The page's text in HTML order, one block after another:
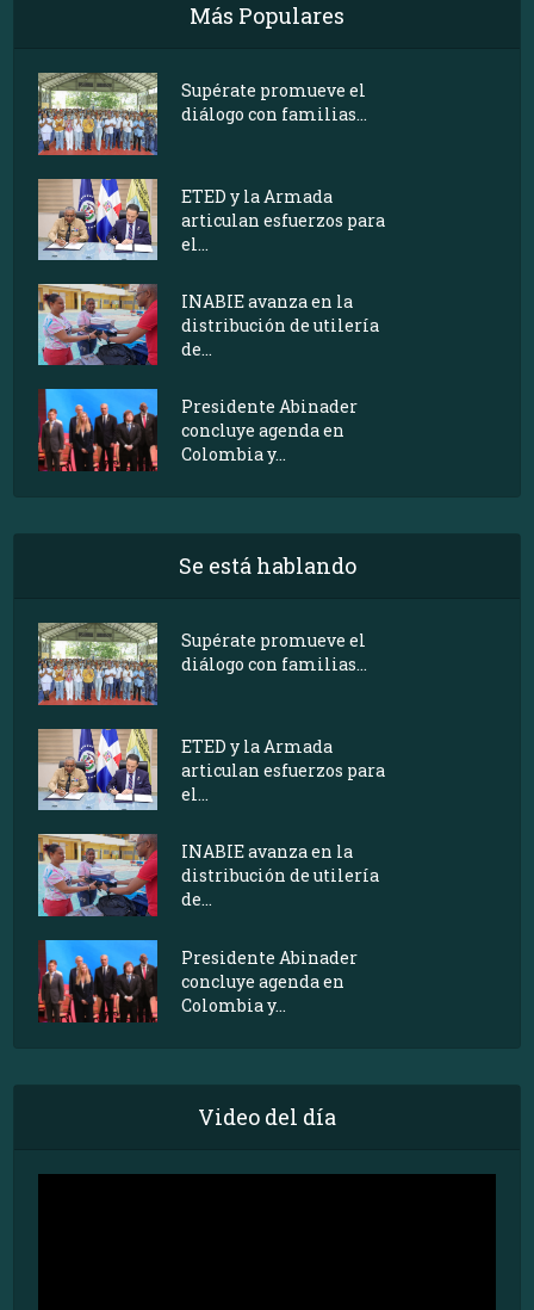
Más Populares
Supérate promueve el
diálogo con familias...
ETED y la Armada
articulan esfuerzos para
el...
INABIE avanza en la
distribución de utilería
de...
Presidente Abinader
concluye agenda en
Colombia y...
Se está hablando
Supérate promueve el
diálogo con familias...
ETED y la Armada
articulan esfuerzos para
el...
INABIE avanza en la
distribución de utilería
de...
Presidente Abinader
concluye agenda en
Colombia y...
Video del día